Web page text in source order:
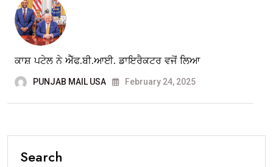
ਕਾਸ਼ ਪਟੇਲ ਨੇ ਐੱਫ.ਬੀ.ਆਈ. ਡਾਇਰੈਕਟਰ ਵਜੋਂ ਲਿਆ
PUNJAB MAIL USA February 24, 2025
Search